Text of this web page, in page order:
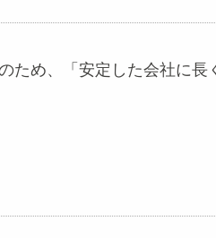
め、「安定した会社に